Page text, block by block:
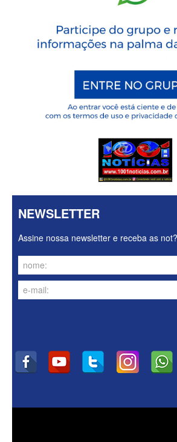
NEWSLETTER
Assine nossa newsletter e receba as